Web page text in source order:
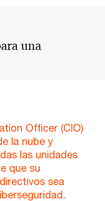
una
Officer (CIO)
la nube y
las unidades
que su
sea